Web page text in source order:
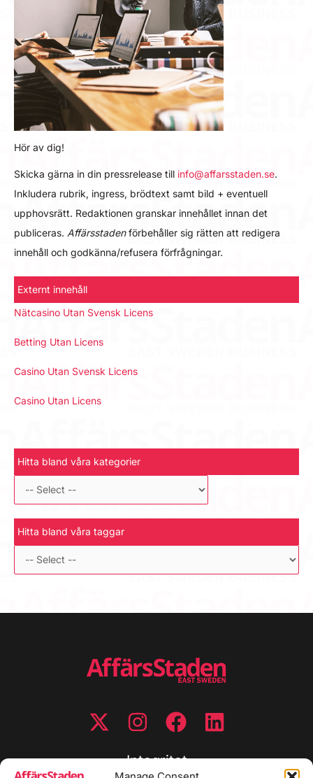
Hör av dig!
Skicka gärna in din pressrelease till info@affarsstaden.se.
Inkludera rubrik, ingress, brödtext samt bild + eventuell
upphovsrätt. Redaktionen granskar innehållet innan det
publiceras. Affärsstadenförbehåller sig rätten att redigera
innehåll och godkänna/refusera förfrågningar.
Externt innehåll
Nätcasino Utan Svensk Licens
Betting Utan Licens
Casino Utan Svensk Licens
Casino Utan Licens
Hitta bland våra kategorier
Hitta bland våra taggar
Integritet